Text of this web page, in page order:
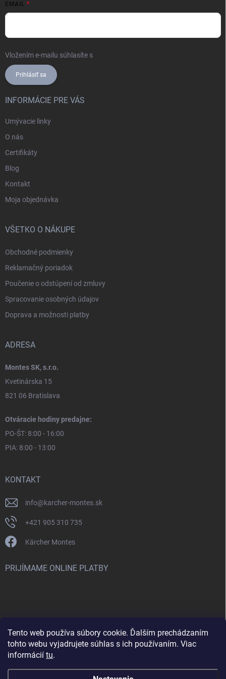
Tento web používa súbory cookie. Ďalším prechádzaním
tohto webu vyjadrujete súhlas s ich používaním. Viac
informácií tu.
EMAIL
Vložením e-mailu súhlasíte s
Prihlásiť sa
INFORMÁCIE PRE VÁS
Umývacie linky
O nás
Certifikáty
Blog
Kontakt
Moja objednávka
VŠETKO O NÁKUPE
Obchodné podmienky
Reklamačný poriadok
Poučenie o odstúpení od zmluvy
Spracovanie osobných údajov
Doprava a možnosti platby
ADRESA
Montes SK, s.r.o.
Kvetinárska 15
821 06 Bratislava
Otváracie hodiny predajne:
PO-ŠT: 8:00 - 16:00
PIA: 8:00 - 13:00
KONTAKT
info@karcher-montes.sk
+421 905 310 735
Kärcher Montes
PRIJÍMAME ONLINE PLATBY
Nenašli ste čo ste hľadali? Máte záujem o inú značku? Skúste
navštíviť aj našu stránku Montclean.sk